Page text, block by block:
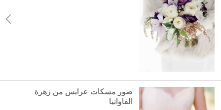
صور مسكات عرايس من زهرة
الفاوانيا